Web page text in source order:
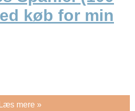
køb for min
Læs mere »